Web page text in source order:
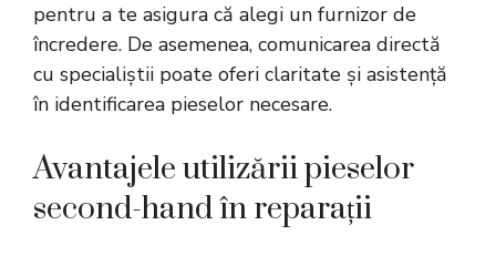
pentru a te asigura că alegi un furnizor de
încredere. De asemenea, comunicarea directă
cu specialiștii poate oferi claritate și asistență
în identificarea pieselor necesare.
Avantajele utilizării pieselor
second-hand în reparații